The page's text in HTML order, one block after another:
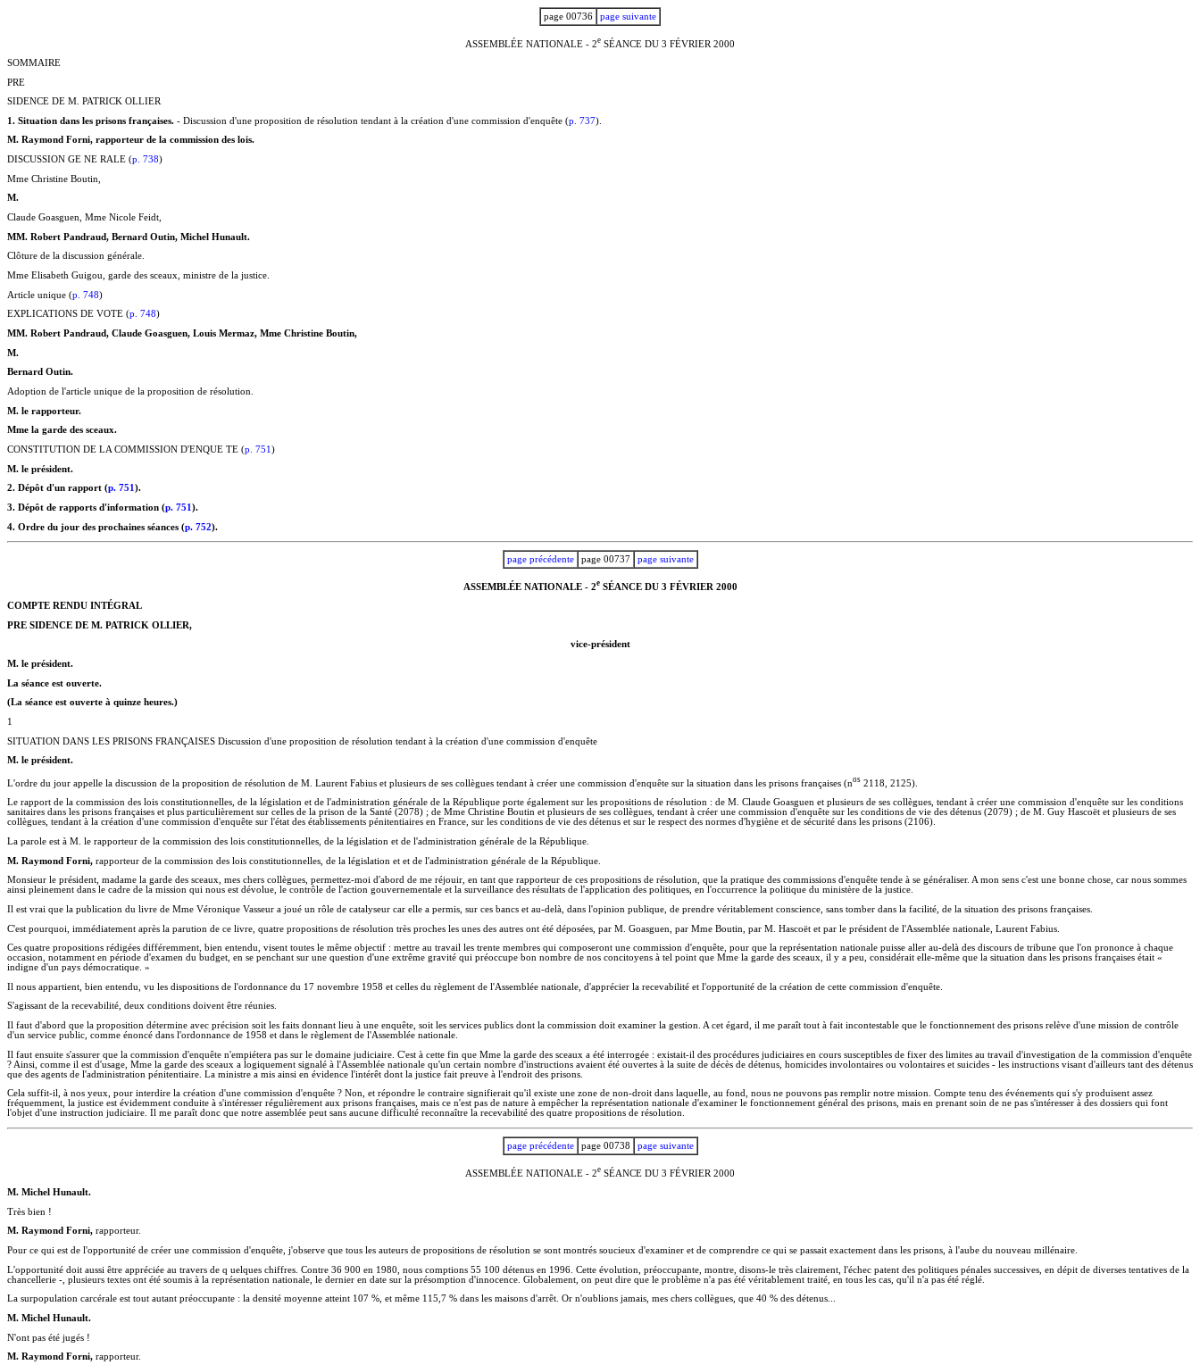
page 00736 page suivante
ASSEMBLÉE NATIONALE - 2e SÉANCE DU 3 FÉVRIER 2000
SOMMAIRE
PRE
SIDENCE DE M. PATRICK OLLIER
1. Situation dans les prisons françaises. - Discussion d'une proposition de résolution tendant à la création d'une commission d'enquête (p. 737).
M. Raymond Forni, rapporteur de la commission des lois.
DISCUSSION GE NE RALE (p. 738)
Mme Christine Boutin,
M.
Claude Goasguen, Mme Nicole Feidt,
MM. Robert Pandraud, Bernard Outin, Michel Hunault.
Clôture de la discussion générale.
Mme Elisabeth Guigou, garde des sceaux, ministre de la justice.
Article unique (p. 748)
EXPLICATIONS DE VOTE (p. 748)
MM. Robert Pandraud, Claude Goasguen, Louis Mermaz, Mme Christine Boutin,
M.
Bernard Outin.
Adoption de l'article unique de la proposition de résolution.
M. le rapporteur.
Mme la garde des sceaux.
CONSTITUTION DE LA COMMISSION D'ENQUE TE (p. 751 )
M. le président.
2. Dépôt d'un rapport (p. 751).
3. Dépôt de rapports d'information (p. 751 ).
4. Ordre du jour des prochaines séances (p. 752).
page précédente page 00737 page suivante
ASSEMBLÉE NATIONALE - 2eSÉANCE DU 3 FÉVRIER 2000
COMPTE RENDU INTÉGRAL
PRE SIDENCE DE M. PATRICK OLLIER,
vice-président
M. le président.
La séance est ouverte.
(La séance est ouverte à quinze heures.)
1
SITUATION DANS LES PRISONS FRANÇAISES Discussion d'une proposition de résolution tendant à la création d'une commission d'enquête
M. le président.
L'ordre du jour appelle la discussion de la proposition de résolution de M. Laurent Fabius et plusieurs de ses collègues tendant à créer une commission d'enquête sur la situation dans les prisons françaises (nos 2118, 2125).
Le rapport de la commission des lois constitutionnelles, de la législation et de l'administration générale de la République porte également sur les propositions de résolution : de M. Claude Goasguen et plusieurs de ses collègues, tendant à créer une commission d'enquête sur les conditions
sanitaires dans les prisons françaises et plus particulièrement sur celles de la prison de la Santé (2078) ; de Mme Christine Boutin et plusieurs de ses collègues, tendant à créer une commission d'enquête sur les conditions de vie des détenus (2079) ; de M. Guy Hascoët et plusieurs de ses
collègues, tendant à la création d'une commission d'enquête sur l'état des établissements pénitentiaires en France, sur les conditions de vie des détenus et sur le respect des normes d'hygiène et de sécurité dans les prisons (2106).
La parole est à M. le rapporteur de la commission des lois constitutionnelles, de la législation et de l'administration générale de la République.
M. Raymond Forni, rapporteur de la commission des lois constitutionnelles, de la législation et et de l'administration générale de la République.
Monsieur le président, madame la garde des sceaux, mes chers collègues, permettez-moi d'abord de me réjouir, en tant que rapporteur de ces propositions de résolution, que la pratique des commissions d'enquête tende à se généraliser. A mon sens c'est une bonne chose, car nous sommes
ainsi pleinement dans le cadre de la mission qui nous est dévolue, le contrôle de l'action gouvernementale et la surveillance des résultats de l'application des politiques, en l'occurrence la politique du ministère de la justice.
Il est vrai que la publication du livre de Mme Véronique Vasseur a joué un rôle de catalyseur car elle a permis, sur ces bancs et au-delà, dans l'opinion publique, de prendre véritablement conscience, sans tomber dans la facilité, de la situation des prisons françaises.
C'est pourquoi, immédiatement après la parution de ce livre, quatre propositions de résolution très proches les unes des autres ont été déposées, par M. Goasguen, par Mme Boutin, par M. Hascoët et par le président de l'Assemblée nationale, Laurent Fabius.
Ces quatre propositions rédigées différemment, bien entendu, visent toutes le même objectif : mettre au travail les trente membres qui composeront une commission d'enquête, pour que la représentation nationale puisse aller au-delà des discours de tribune que l'on prononce à chaque
occasion, notamment en période d'examen du budget, en se penchant sur une question d'une extrême gravité qui préoccupe bon nombre de nos concitoyens à tel point que Mme la garde des sceaux, il y a peu, considérait elle-même que la situation dans les prisons françaises était «
indigne d'un pays démocratique. »
Il nous appartient, bien entendu, vu les dispositions de l'ordonnance du 17 novembre 1958 et celles du règlement de l'Assemblée nationale, d'apprécier la recevabilité et l'opportunité de la création de cette commission d'enquête.
S'agissant de la recevabilité, deux conditions doivent être réunies.
Il faut d'abord que la proposition détermine avec précision soit les faits donnant lieu à une enquête, soit les services publics dont la commission doit examiner la gestion. A cet égard, il me paraît tout à fait incontestable que le fonctionnement des prisons relève d'une mission de contrôle
d'un service public, comme énoncé dans l'ordonnance de 1958 et dans le règlement de l'Assemblée nationale.
Il faut ensuite s'assurer que la commission d'enquête n'empiétera pas sur le domaine judiciaire. C'est à cette fin que Mme la garde des sceaux a été interrogée : existait-il des procédures judiciaires en cours susceptibles de fixer des limites au travail d'investigation de la commission d'enquête
? Ainsi, comme il est d'usage, Mme la garde des sceaux a logiquement signalé à l'Assemblée nationale qu'un certain nombre d'instructions avaient été ouvertes à la suite de décès de détenus, homicides involontaires ou volontaires et suicides - les instructions visant d'ailleurs tant des détenus
que des agents de l'administration pénitentiaire. La ministre a mis ainsi en évidence l'intérêt dont la justice fait preuve à l'endroit des prisons.
Cela suffit-il, à nos yeux, pour interdire la création d'une commission d'enquête ? Non, et répondre le contraire signifierait qu'il existe une zone de non-droit dans laquelle, au fond, nous ne pouvons pas remplir notre mission. Compte tenu des événements qui s'y produisent assez
fréquemment, la justice est évidemment conduite à s'intéresser régulièrement aux prisons françaises, mais ce n'est pas de nature à empêcher la représentation nationale d'examiner le fonctionnement général des prisons, mais en prenant soin de ne pas s'intéresser à des dossiers qui font
l'objet d'une instruction judiciaire. Il me paraît donc que notre assemblée peut sans aucune difficulté reconnaître la recevabilité des quatre propositions de résolution.
page précédente page 00738 page suivante
ASSEMBLÉE NATIONALE - 2e SÉANCE DU 3 FÉVRIER 2000
M. Michel Hunault.
Très bien !
M. Raymond Forni, rapporteur.
Pour ce qui est de l'opportunité de créer une commission d'enquête, j'observe que tous les auteurs de propositions de résolution se sont montrés soucieux d'examiner et de comprendre ce qui se passait exactement dans les prisons, à l'aube du nouveau millénaire.
L'opportunité doit aussi être appréciée au travers de q uelques chiffres. Contre 36 900 en 1980, nous comptions 55 100 détenus en 1996. Cette évolution, préoccupante, montre, disons-le très clairement, l'échec patent des politiques pénales successives, en dépit de diverses tentatives de la
chancellerie -, plusieurs textes ont été soumis à la représentation nationale, le dernier en date sur la présomption d'innocence. Globalement, on peut dire que le problème n'a pas été véritablement traité, en tous les cas, qu'il n'a pas été réglé.
La surpopulation carcérale est tout autant préoccupante : la densité moyenne atteint 107 %, et même 115,7 % dans les maisons d'arrêt. Or n'oublions jamais, mes chers collègues, que 40 % des détenus...
M. Michel Hunault.
N'ont pas été jugés !
M. Raymond Forni, rapporteur.